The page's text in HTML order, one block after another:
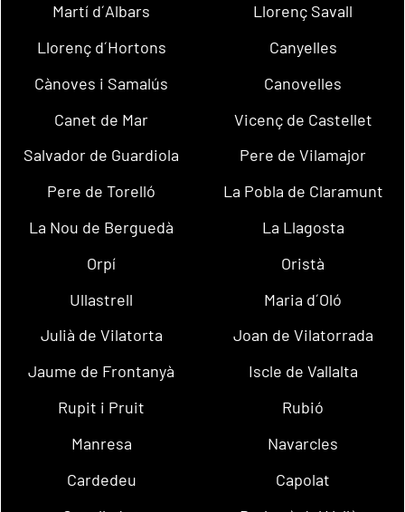
Martí d´Albars
Llorenç Savall
Llorenç d´Hortons
Canyelles
Cànoves i Samalús
Canovelles
Canet de Mar
Vicenç de Castellet
Salvador de Guardiola
Pere de Vilamajor
Pere de Torelló
La Pobla de Claramunt
La Nou de Berguedà
La Llagosta
Orpí
Oristà
Ullastrell
Maria d´Oló
Julià de Vilatorta
Joan de Vilatorrada
Jaume de Frontanyà
Iscle de Vallalta
Rupit i Pruit
Rubió
Manresa
Navarcles
Cardedeu
Capolat